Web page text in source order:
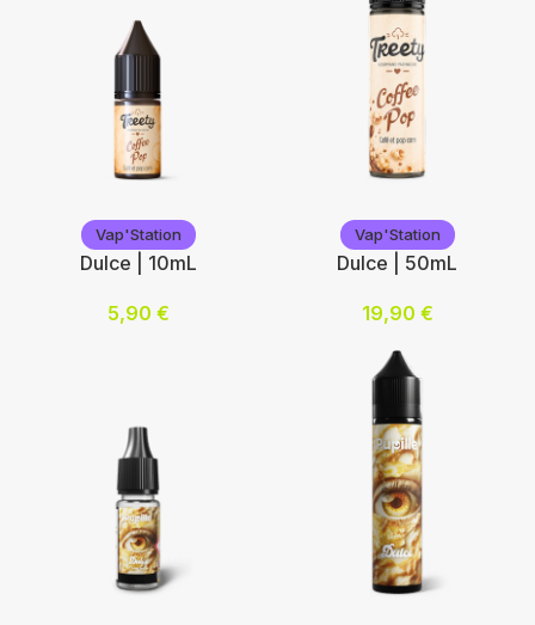
Choix des options
Vap'Station
Nicotine (mg/mL) :
Choix des options
Vap'Station
Ajouter au panier
Vap'Station
Dulce | 10mL
5,90 €
Vap'Station
Dulce | 50mL
19,90 €